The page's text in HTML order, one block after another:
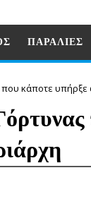
ΠΑΡΑΛΙΕΣ
που κάποτε